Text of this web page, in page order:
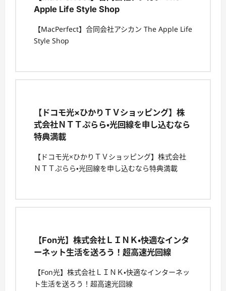
Apple Life Style Shop
【MacPerfect】合同会社アシカン The Apple Life
Style Shop
【ドコモ光×ひかりＴＶショッピング】株
式会社ＮＴＴぷらら・光回線を申し込むなら
特典満載
【ドコモ光×ひかりＴＶショッピング】株式会社
ＮＴＴぷらら・光回線を申し込むなら特典満載
【Fon光】株式会社ＬＩＮＫ・快適なインタ
ーネット生活を送ろう！超高速光回線
【Fon光】株式会社ＬＩＮＫ・快適なインターネッ
ト生活を送ろう！超高速光回線